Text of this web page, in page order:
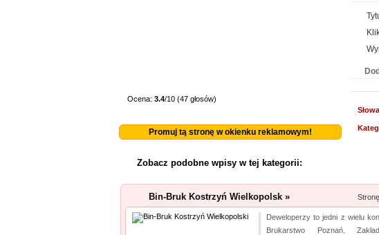
Ocena: 3.4/10 (47 głosów)
Promuj tą stronę w okienku reklamowym!
Zobacz podobne wpisy w tej kategorii:
Bin-Bruk Kostrzyń Wielkopolsk »
Deweloperzy to jedni z wielu
Brukarstwo Poznań.